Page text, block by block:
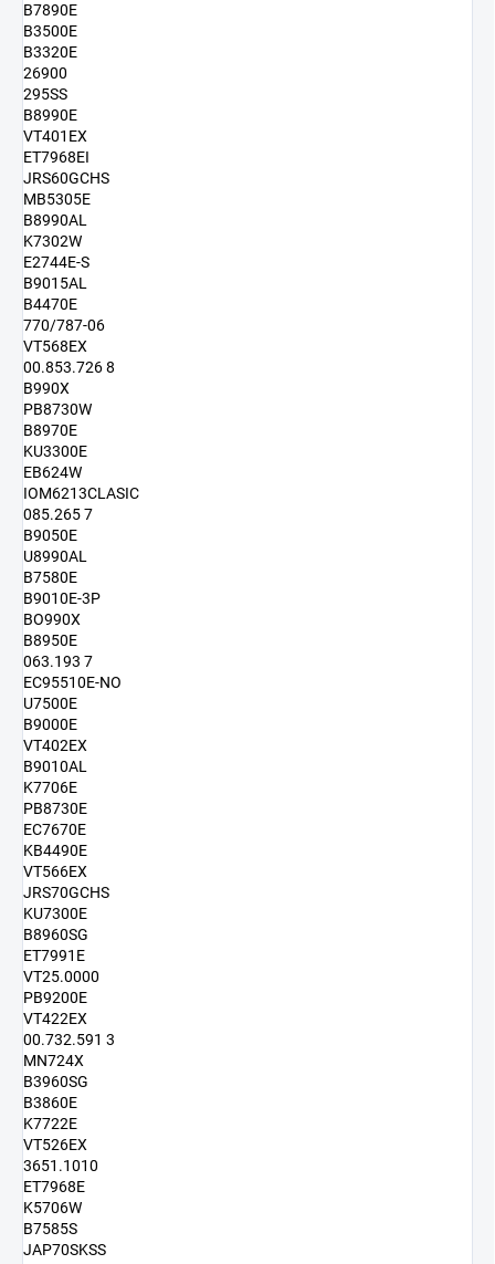
B7890E
B3500E
B3320E
26900
295SS
B8990E
VT401EX
ET7968EI
JRS60GCHS
MB5305E
B8990AL
K7302W
E2744E-S
B9015AL
B4470E
770/787-06
VT568EX
00.853.726 8
B990X
PB8730W
B8970E
KU3300E
EB624W
IOM6213CLASIC
085.265 7
B9050E
U8990AL
B7580E
B9010E-3P
BO990X
B8950E
063.193 7
EC95510E-NO
U7500E
B9000E
VT402EX
B9010AL
K7706E
PB8730E
EC7670E
KB4490E
VT566EX
JRS70GCHS
KU7300E
B8960SG
ET7991E
VT25.0000
PB9200E
VT422EX
00.732.591 3
MN724X
B3960SG
B3860E
K7722E
VT526EX
3651.1010
ET7968E
K5706W
B7585S
JAP70SKSS